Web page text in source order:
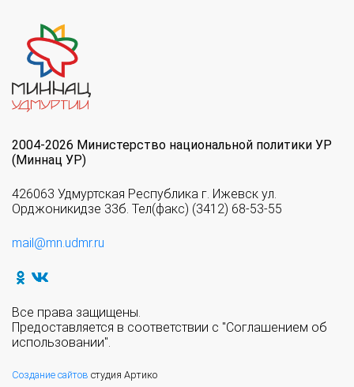
2004-2026 Министерство национальной политики УР
(Миннац УР)
426063 Удмуртская Республика г. Ижевск ул.
Орджоникидзе 33б. Тел(факс) (3412) 68-53-55
mail@mn.udmr.ru
Все права защищены.
Предоставляется в соответствии с "Соглашением об
использовании".
Создание сайтов студия Артико